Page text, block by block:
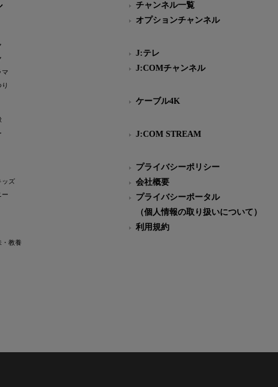
マ
ッズ
ー
・教養
チャンネル一覧
オプションチャンネル
J:テレ
J:COMチャンネル
ケーブル4K
J:COM STREAM
プライバシーポリシー
会社概要
プライバシーポータル
（個人情報の取り扱いについて）
利用規約